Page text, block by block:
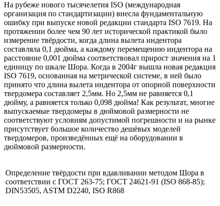
На рубеже нового тысячелетия ISO (международная
организация по стандартизации) внесла фундаментальную
ошибку при выпуске новой редакции стандарта ISO 7619. На
протяжении более чем 90 лет исторической практикой было
измерение твёрдости, когда длина вылета индентора
составляла 0,1 дюйма, а каждому перемещению индентора на
расстояние 0,001 дюйма соответствовал прирост значения на 1
единицу по шкале Шора. Когда в 2004г вышла новая редакция
ISO 7619, основанная на метрической системе, в ней было
принято что длина вылета индентора от опорной поверхности
твердомера составляет 2,5мм. Но 2,5мм не равняется 0,1
дюйму, а равняется только 0,098 дюйма! Как результат, многие
выпускаемые твердомеры в дюймовой размерности не
соответствуют условиям допустимой погрешности и на рынке
присутствует большое количество дешёвых моделей
твердомеров, произведённых ещё на оборудовании в
дюймовой размерности.
Определение твёрдости при вдавливании методом Шора в
соответствии с ГОСТ 263-75; ГОСТ 24621-91 (ISO 868-85);
DIN53505, ASTM D2240, ISO R868